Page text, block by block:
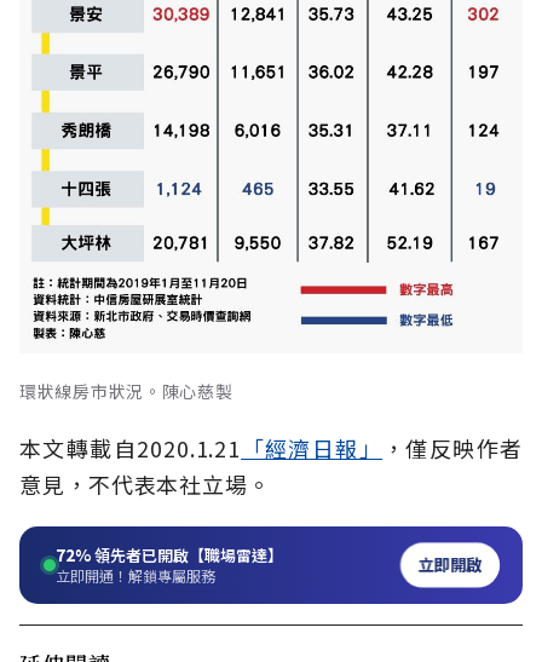
環狀線房市狀況。陳心慈製
本文轉載自2020.1.21 「經濟日報」
，僅反映作者
意見，不代表本社立場。
72%領先者已開啟【職場雷達】
立即開通！解鎖專屬服務 立即開啟